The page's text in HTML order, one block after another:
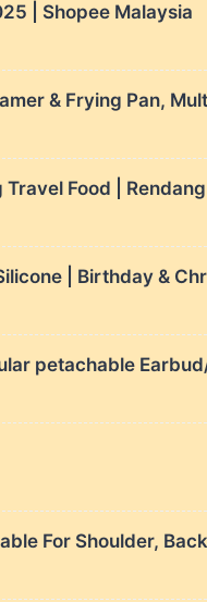
| Shopee Malaysia
& Frying Pan,
Food |
| Birthday &
petachable
For Shoulder,